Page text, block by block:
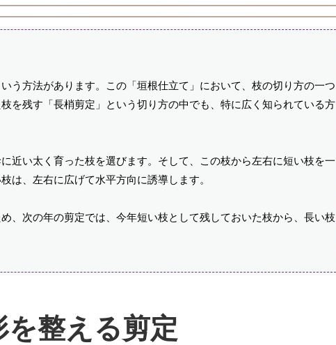
う方法があります。この「垣根仕立て」において、枝の切り方の一つ
を残す「長梢剪定」という切り方の中でも、特に広く知られている方
近い太く育った枝を選びます。そして、この枝から左右に短い枝を一
は、左右に広げて水平方向に誘導します。
、次の年の剪定では、今年短い枝として残しておいた枝から、長い枝
整える剪定